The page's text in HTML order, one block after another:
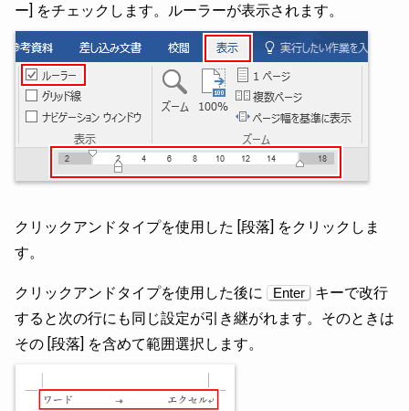
ー] をチェックします。ルーラーが表示されます。
クリックアンドタイプを使用した [段落] をクリックしま
す。
クリックアンドタイプを使用した後に Enter
キーで改行
すると次の行にも同じ設定が引き継がれます。そのときは
その [段落] を含めて範囲選択します。